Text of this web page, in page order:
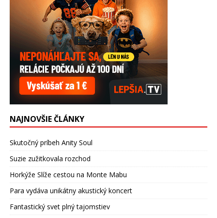
NAJNOVŠIE ČLÁNKY
Skutočný príbeh Anity Soul
Suzie zužitkovala rozchod
Horkýže Slíže cestou na Monte Mabu
Para vydáva unikátny akustický koncert
Fantastický svet plný tajomstiev